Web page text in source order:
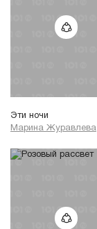
Эти ночи
Марина Журавлева